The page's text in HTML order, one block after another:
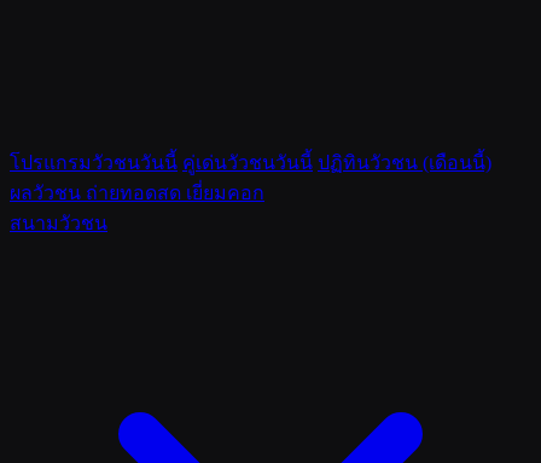
โปรแกรมวัวชนวันนี้ คู่เด่นวัวชนวันนี้ ปฏิทินวัวชน (เดือนนี้)
ผลวัวชน ถ่ายทอดสด เยี่ยมคอก
สนามวัวชน